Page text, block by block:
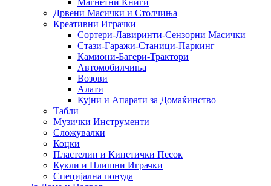
Магнетни Книги
Дрвени Масички и Столчиња
Креативни Играчки
Сортери-Лавиринти-Сензорни Масички
Стази-Гаражи-Станици-Паркинг
Камиони-Багери-Трактори
Автомобилчиња
Возови
Алати
Кујни и Апарати за Домаќинство
Табли
Музички Инструменти
Сложувалки
Коцки
Пластелин и Кинетички Песок
Кукли и Плишни Играчки
Специјална понуда